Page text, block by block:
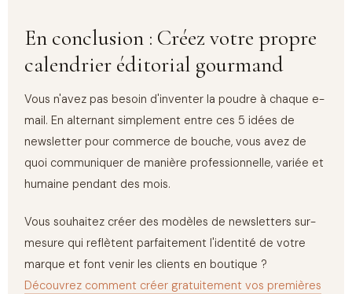
En conclusion : Créez votre propre
calendrier éditorial gourmand
Vous n'avez pas besoin d'inventer la poudre à chaque e-
mail. En alternant simplement entre ces 5 idées de
newsletter pour commerce de bouche, vous avez de
quoi communiquer de manière professionnelle, variée et
humaine pendant des mois.
Vous souhaitez créer des modèles de newsletters sur-
mesure qui reflètent parfaitement l'identité de votre
marque et font venir les clients en boutique ?
Découvrez comment créer gratuitement vos premières